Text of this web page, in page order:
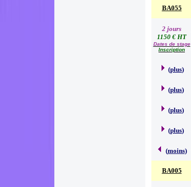
BA055
2 jours
1150 € HT
Dates de stage
Inscription
(plus)
(plus)
(plus)
(plus)
(moins)
BA005